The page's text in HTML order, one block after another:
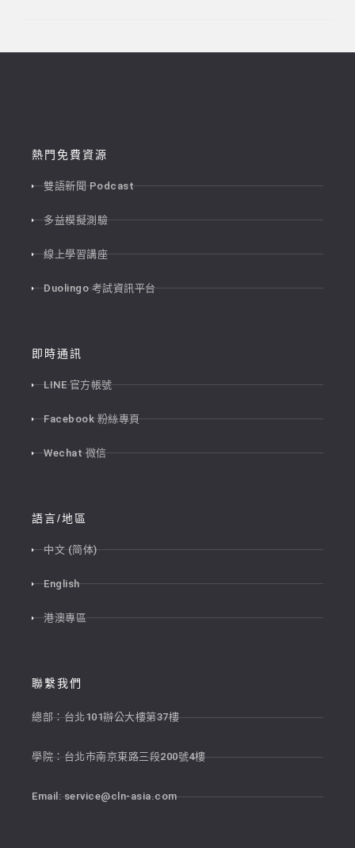
熱門免費資源
雙語新聞 Podcast
多益模擬測驗
線上學習講座
Duolingo 考試資訊平台
即時通訊
LINE 官方帳號
Facebook 粉絲專頁
Wechat 微信
語言/地區
中文 (简体)
English
港澳專區
聯繫我們
總部：台北101辦公大樓第37樓
學院：台北市南京東路三段200號4樓
Email:service@cln-asia.com